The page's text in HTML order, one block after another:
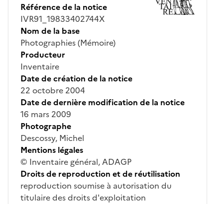
Référence de la notice
IVR91_19833402744X
Nom de la base
Photographies (Mémoire)
Producteur
Inventaire
Date de création de la notice
22 octobre 2004
Date de dernière modification de la notice
16 mars 2009
Photographe
Descossy, Michel
Mentions légales
© Inventaire général, ADAGP
Droits de reproduction et de réutilisation
reproduction soumise à autorisation du
titulaire des droits d'exploitation